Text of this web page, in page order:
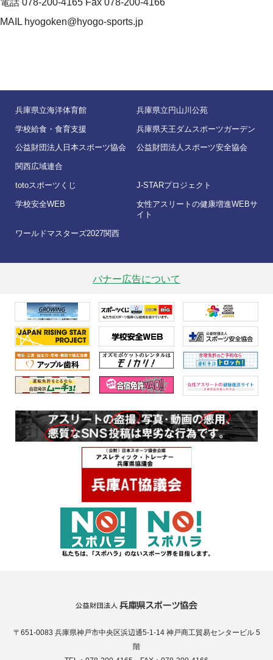
スポーツ指導者
兵庫県立弓道場
兵庫県中学校体育連盟
各種様式
採用情報
Hyogo Sport Association
overview
Kyudo
MAIL hyogoken@hyogo-sports.jp
兵庫県立海洋体育館 兵庫県立円山川公苑
学校給食・食育支援 兵庫県天王ダムスポーツガーデン
公益財団法人日本スポーツ協会 公益財団法人スポーツ安全協会
関西広域連合
totoスポーツくじ J-STARプロジェクト
学校安全WEB
女性アスリートの健康増進WEBサ
イト
ワールドマスターズ2027関西
バナー広告について
〒651-0083 兵庫県神戸市中央区浜辺通5-1-14 神戸商工貿易センタービル 5
階